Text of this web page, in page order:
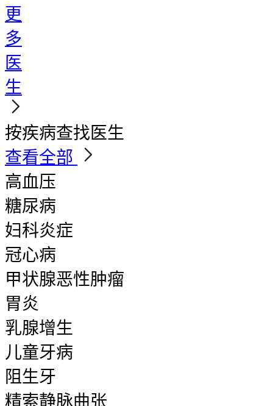
更
多
医
生
按疾病查找医生
查看全部
高血压
糖尿病
妇科炎症
冠心病
甲状腺恶性肿瘤
胃炎
乳腺增生
儿童牙病
阻生牙
精索静脉曲张